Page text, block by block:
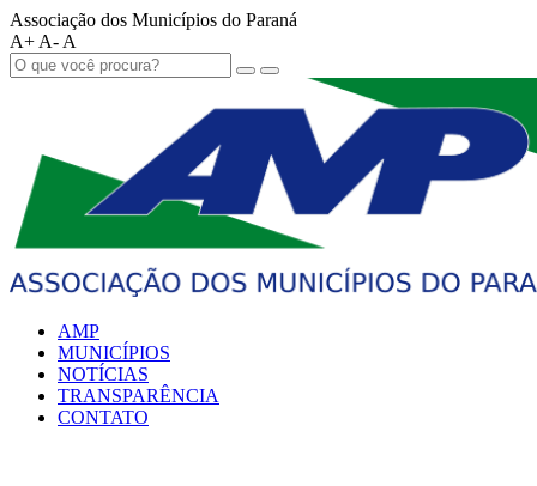
Associação dos Municípios do Paraná
A+ A- A
AMP
MUNICÍPIOS
NOTÍCIAS
TRANSPARÊNCIA
CONTATO